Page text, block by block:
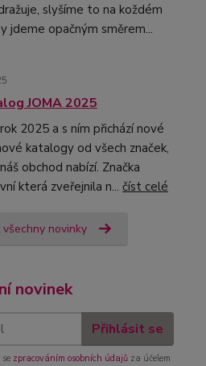
slyšíme to na koždém
jdeme opačným směrem...
JOMA 2025
2025 a s ním přichází nové
katalogy od všech značek,
obchod nabízí. Značka
která zveřejnila n... číst celé
novinky
novinek
Přihlásit se
zpracováním osobních údajů za účelem